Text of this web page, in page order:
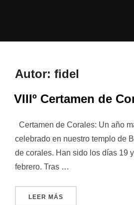
Autor: fidel
VIIIº Certamen de
Certamen de Corales: Un año
celebrado en nuestro templo de
de corales. Han sido los días 19
febrero. Tras …
LEER MÁS